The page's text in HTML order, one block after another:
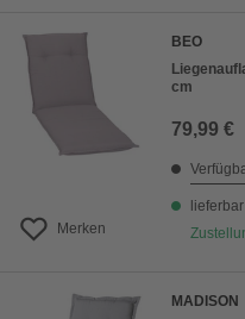
Merken
BEO
cm
79,99 €
lieferbar
MADISON